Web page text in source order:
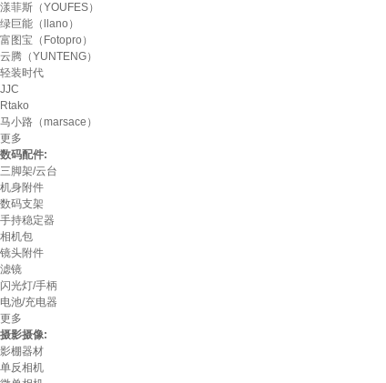
漾菲斯（YOUFES）
绿巨能（llano）
富图宝（Fotopro）
云腾（YUNTENG）
轻装时代
JJC
Rtako
马小路（marsace）
更多
数码配件:
三脚架/云台
机身附件
数码支架
手持稳定器
相机包
镜头附件
滤镜
闪光灯/手柄
电池/充电器
更多
摄影摄像:
影棚器材
单反相机